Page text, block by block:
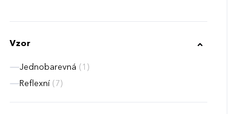
Vzor
Jednobarevná (1)
Reflexní(7)